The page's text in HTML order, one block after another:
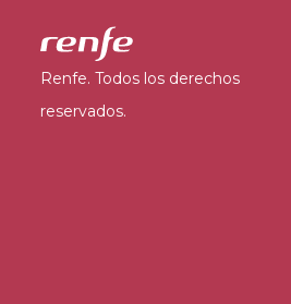
Renfe. Todos los derechos
reservados.